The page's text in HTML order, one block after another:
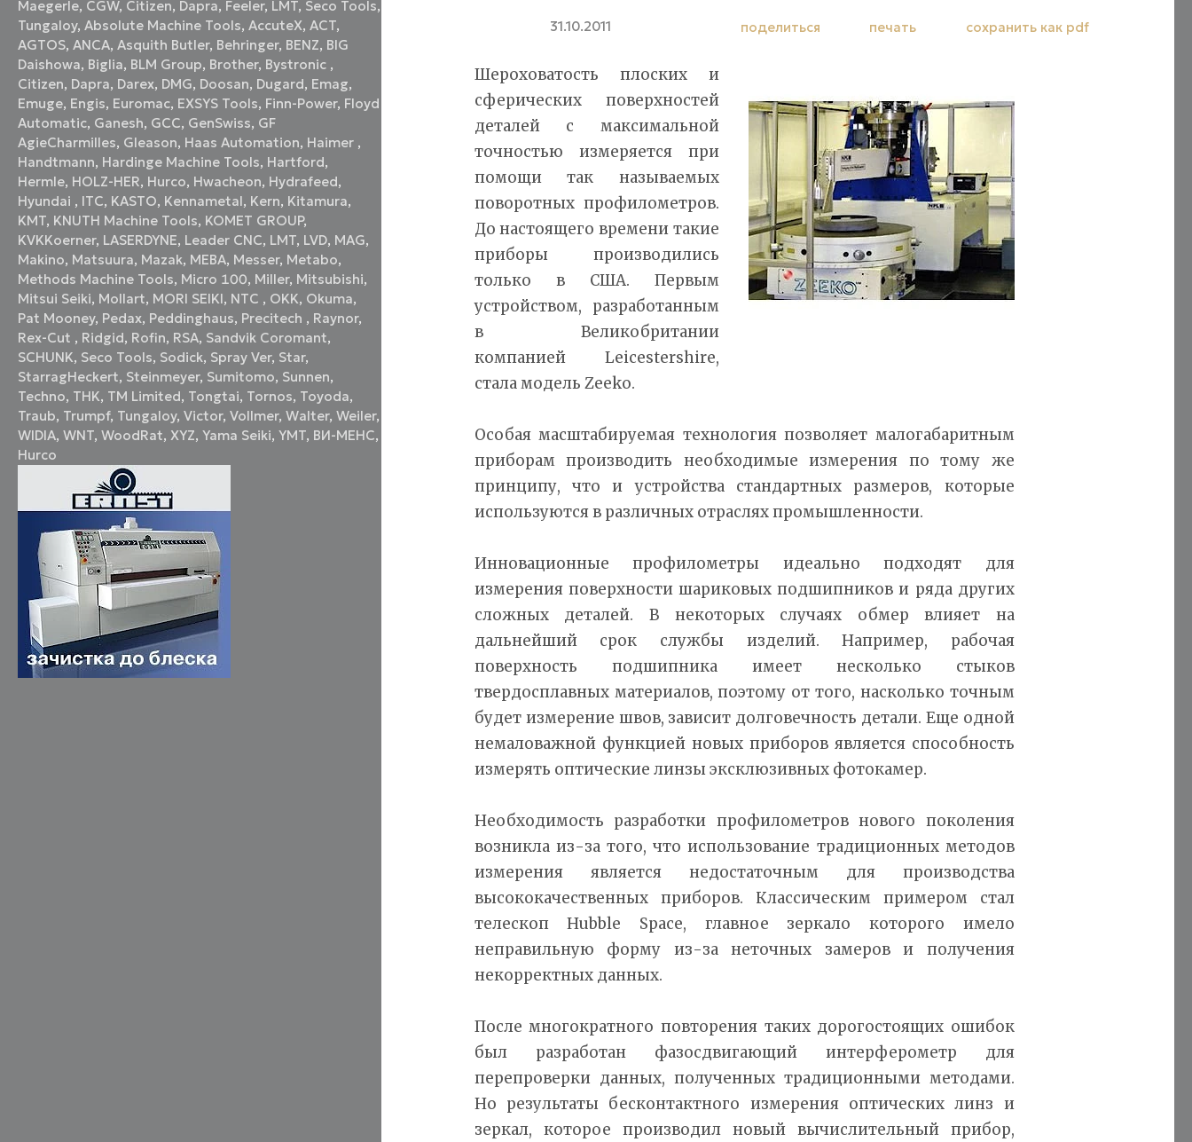
Maegerle, CGW, Citizen, Dapra, Feeler, LMT, Seco Tools,
Tungaloy,Absolute Machine Tools,AccuteX,ACT,
AGTOS,ANCA,Asquith Butler, Behringer, BENZ, BIG
Daishowa, Biglia, BLM Group, Brother, Bystronic ,
Citizen, Dapra, Darex, DMG, Doosan, Dugard, Emag,
Emuge, Engis, Euromac, EXSYS Tools, Finn-Power, Floyd
Automatic, Ganesh, GCC, GenSwiss, GF
AgieCharmilles, Gleason, Haas Automation, Haimer ,
Handtmann, Hardinge Machine Tools, Hartford,
Hermle, HOLZ-HER, Hurco, Hwacheon, Hydrafeed,
Hyundai , ITC, KASTO, Kennametal, Kern, Kitamura,
KMT, KNUTH Machine Tools, KOMET GROUP,
KVKKoerner, LASERDYNE, Leader CNC, LMT, LVD, MAG,
Makino, Matsuura, Mazak, MEBA, Messer, Metabo,
Methods Machine Tools, Micro 100, Miller, Mitsubishi,
Mitsui Seiki, Mollart, MORI SEIKI, NTC , OKK, Okuma,
Pat Mooney, Pedax, Peddinghaus, Precitech , Raynor,
Rex-Cut , Ridgid, Rofin, RSA, Sandvik Coromant,
SCHUNK, Seco Tools, Sodick, Spray Ver, Star,
StarragHeckert, Steinmeyer, Sumitomo, Sunnen,
Techno, THK, TM Limited, Tongtai, Tornos, Toyoda,
Traub, Trumpf, Tungaloy,Victor,Vollmer,Walter,Weiler,
WIDIA,WNT,WoodRat,XYZ,Yama Seiki,YMT, ВИ-МЕНС,
Нurco
31.10.2011 поделиться печать сохранить как pdf
Шероховатость плоских и
сферических поверхностей
деталей с максимальной
точностью измеряется при
помощи так называемых
поворотных профилометров.
До настоящего времени такие
приборы производились
только в США. Первым
устройством, разработанным
в Великобритании
компанией Leicestershire,
стала модель Zeeko.
Особая масштабируемая технология позволяет малогабаритным
приборам производить необходимые измерения по тому же
принципу, что и устройства стандартных размеров, которые
используются в различных отраслях промышленности.
Инновационные профилометры идеально подходят для
измерения поверхности шариковых подшипников и ряда других
сложных деталей. В некоторых случаях обмер влияет на
дальнейший срок службы изделий. Например, рабочая
поверхность подшипника имеет несколько стыков
твердосплавных материалов, поэтому от того, насколько точным
будет измерение швов, зависит долговечность детали. Еще одной
немаловажной функцией новых приборов является способность
измерять оптические линзы эксклюзивных фотокамер.
Необходимость разработки профилометров нового поколения
возникла из-за того, что использование традиционных методов
измерения является недостаточным для производства
высококачественных приборов. Классическим примером стал
телескоп Hubble Space, главное зеркало которого имело
неправильную форму из-за неточных замеров и получения
некорректных данных.
После многократного повторения таких дорогостоящих ошибок
был разработан фазосдвигающий интерферометр для
перепроверки данных, полученных традиционными методами.
Но результаты бесконтактного измерения оптических линз и
зеркал, которое производил новый вычислительный прибор,